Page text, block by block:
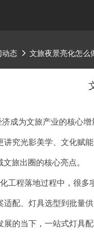
动态 文旅夜景亮化怎么
为文旅产业的核心增
讲究光影美学、文化赋
旅出圈的核心亮点。
程落地过程中，很多
适配、灯具选型到批量
展的当下，一站式灯具